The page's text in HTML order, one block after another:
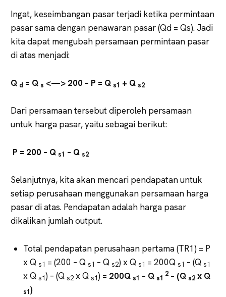
Ingat, keseimbangan pasar terjadi ketika permintaan
pasar sama dengan penawaran pasar (Qd = Qs). Jadi
kita dapat mengubah persamaan permintaan pasar
di atas menjadi:
Q d = Q s <—> 200 – P = Q s1 + Q s2
Dari persamaan tersebut diperoleh persamaan
untuk harga pasar, yaitu sebagai berikut:
P = 200 – Q s1 – Q s2
Selanjutnya, kita akan mencari pendapatan untuk
setiap perusahaan menggunakan persamaan harga
pasar di atas. Pendapatan adalah harga pasar
dikalikan jumlah output.
Total pendapatan perusahaan pertama (TR1) = P
x Q s1 = (200 – Q s1 – Q s2) x Q s1 = 200Q s1 – (Q s1
x Q s1) – (Q s2 x Q s1) = 200Q s1 – Q s1
2 – (Q s2 x Q
s1)